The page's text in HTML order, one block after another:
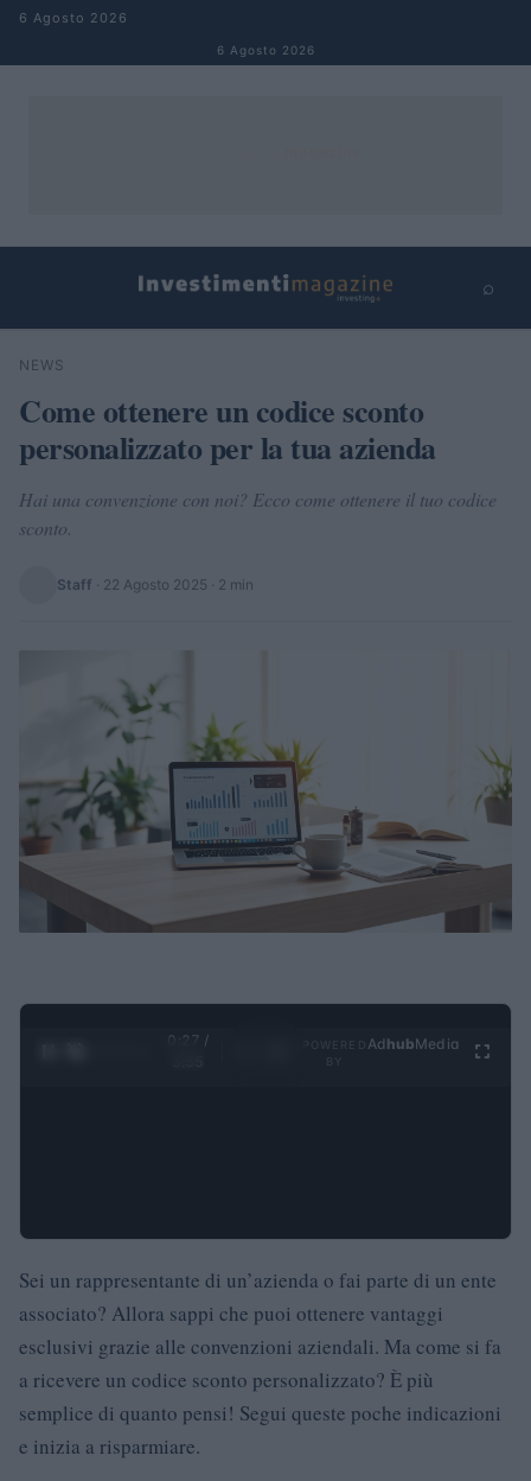
Salta al contenuto
6 Agosto 2026
6 Agosto 2026
⌕
Cerca
NEWS
Come ottenere un codice sconto
personalizzato per la tua azienda
Hai una convenzione con noi? Ecco come ottenere il tuo codice
sconto.
Staff · 22 Agosto 2025 · 2 min
0:28 /
Ad hubMedia
Sei un rappresentante di un’azienda o fai parte di un ente
associato? Allora sappi che puoi ottenere vantaggi
esclusivi grazie alle convenzioni aziendali. Ma come si fa
a ricevere un codice sconto personalizzato? È più
semplice di quanto pensi! Segui queste poche indicazioni
e inizia a risparmiare.